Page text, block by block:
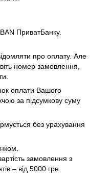
ПриватБанку.
про оплату. Але
номер замовлення,
оплати Вашого
за підсумкову суму
без урахування
замовлення з
– від 5000 грн.